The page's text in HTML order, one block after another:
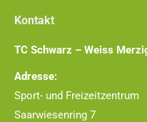
Kontakt
TC Schwarz – Weiss
Adresse:
Sport- und Freizeitzentrum
Saarwiesenring 7